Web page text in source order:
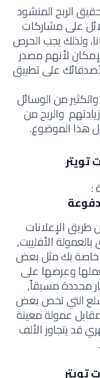
الربح المنشود
على مشاركات
ولذلك يجب الحرص
لأنهم مصدر
على تطبيق
من الوسائل
والربح من
هذا الموضوع.
تويتر
:
الإعلانات
الأفلييت,
خاصة بك مثل بعض
وعرضها على
محددة مسبقاً,
التي تخص بعض
عمولة معينة
يتجاوز الألف
تويتر